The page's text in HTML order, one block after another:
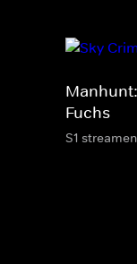
Fuchs
S1 streamen